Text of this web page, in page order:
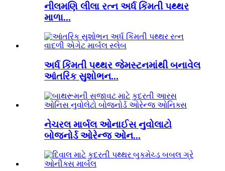
નીલમણિ લીલા રત્ન અર્ધ કિંમતી પથ્થર
માળા...
અર્ધ કિંમતી પથ્થર જેમસ્ટનમાંથી બનાવેલ
આંતરિક સુશોભન...
નેચરલ માર્બલ ઓનાઈસ નુવોલાટો
બોજનોર્ડ ઓરેન્જ ઓન...